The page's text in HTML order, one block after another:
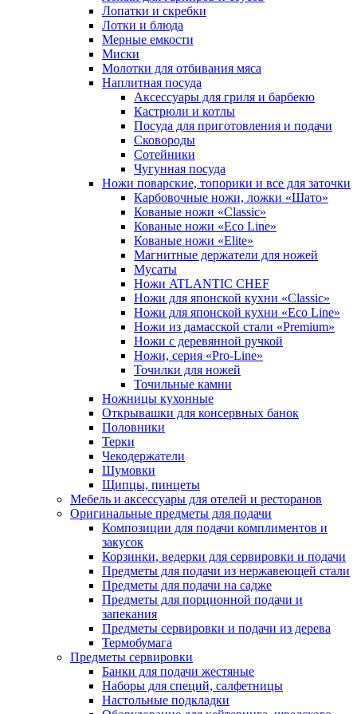
Лопатки и скребки
Лотки и блюда
Мерные емкости
Миски
Молотки для отбивания мяса
Наплитная посуда
Аксессуары для гриля и барбекю
Кастрюли и котлы
Посуда для приготовления и подачи
Сковороды
Сотейники
Чугунная посуда
Ножи поварские, топорики и все для заточки
Карбовочные ножи, ложки «Шато»
Кованые ножи «Classic»
Кованые ножи «Eco Line»
Кованые ножи «Elite»
Магнитные держатели для ножей
Мусаты
Ножи ATLANTIC CHEF
Ножи для японской кухни «Classic»
Ножи для японской кухни «Eco Line»
Ножи из дамасской стали «Premium»
Ножи с деревянной ручкой
Ножи, серия «Pro-Line»
Точилки для ножей
Точильные камни
Ножницы кухонные
Открывашки для консервных банок
Половники
Терки
Чекодержатели
Шумовки
Щипцы, пинцеты
Мебель и аксессуары для отелей и ресторанов
Оригинальные предметы для подачи
Композиции для подачи комплиментов и
закусок
Корзинки, ведерки для сервировки и подачи
Предметы для подачи из нержавеющей стали
Предметы для подачи на садже
Предметы для порционной подачи и
запекания
Предметы сервировки и подачи из дерева
Термобумага
Предметы сервировки
Банки для подачи жестяные
Наборы для специй, салфетницы
Настольные подкладки